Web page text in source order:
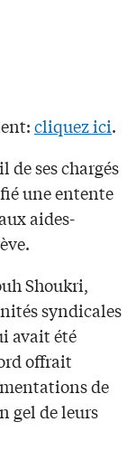
cliquez ici.
de ses chargés
une entente
aides-
Shoukri,
syndicales
avait été
offrait
de
gel de leurs